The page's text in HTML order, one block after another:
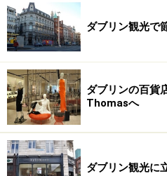
のもおすすめ。ホームペー
Journeyをクリックしたら、
検索ボックスがあります。そ
すると、該当するバスナンバ
バス停やタイムテーブルを割
市内中心地のバス停には停
表示されていますので乗車前
でしょう。またバスが来た
ダブリン観光で
ダブリンの百貨
Thomasへ
ダブリン観光に